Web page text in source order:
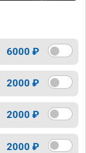
6000 ₽
2000 ₽
2000 ₽
2000 ₽